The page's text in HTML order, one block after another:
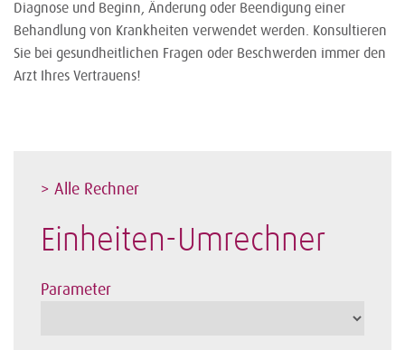
Diagnose und Beginn, Änderung oder Beendigung einer
Behandlung von Krankheiten verwendet werden. Konsultieren
Sie bei gesundheitlichen Fragen oder Beschwerden immer den
Arzt Ihres Vertrauens!
> Alle Rechner
Einheiten-Umrechner
Parameter